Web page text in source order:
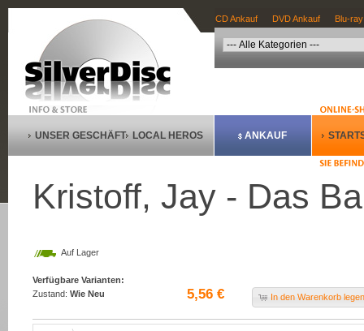
CD Ankauf DVD Ankauf Blu-
UNSER GESCHÄFT LOCAL HEROS ANKAUF
Kristoff, Jay - Das
Auf Lager
Verfügbare Varianten:
Zustand: Wie Neu 5,56 € In den Warenkorb